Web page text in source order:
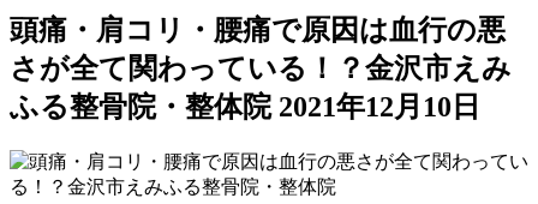
頭痛・肩コリ・腰痛で原因は血行の悪
さが全て関わっている！？金沢市えみ
ふる整骨院・整体院 2021年12月10日